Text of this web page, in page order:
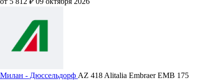
Милан - Дюссельдорф AZ 418 Alitalia Embraer EMB 175